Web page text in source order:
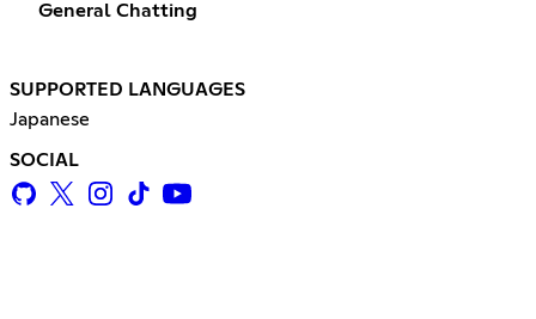
General Chatting
SUPPORTED LANGUAGES
Japanese
SOCIAL